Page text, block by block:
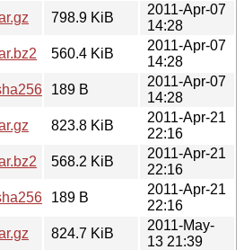
798.9 KiB
2011-Apr-07
14:28
560.4 KiB
2011-Apr-07
14:28
189 B
2011-Apr-07
14:28
823.8 KiB
2011-Apr-21
22:16
568.2 KiB
2011-Apr-21
22:16
189 B
2011-Apr-21
22:16
824.7 KiB
2011-May-
13 21:39